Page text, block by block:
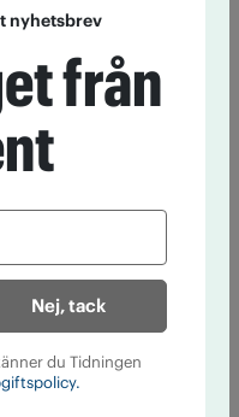
nyhetsbrev
från
Nej, tack
du Tidningen